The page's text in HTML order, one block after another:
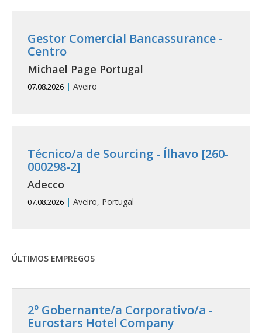
Gestor Comercial Bancassurance -
Centro
Michael Page Portugal
07.08.2026 | Aveiro
Técnico/a de Sourcing - Ílhavo [260-
000298-2]
Adecco
07.08.2026 | Aveiro, Portugal
ÚLTIMOS EMPREGOS
2º Gobernante/a Corporativo/a -
Eurostars Hotel Company